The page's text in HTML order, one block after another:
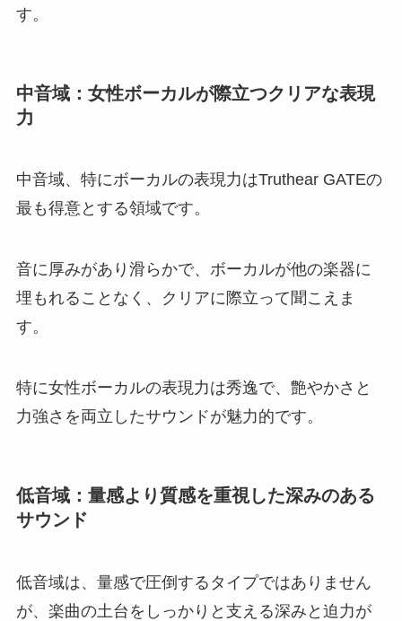
す。
中音域：女性ボーカルが際立つクリアな表現
力
中音域、特にボーカルの表現力はTruthear GATEの
最も得意とする領域です。
音に厚みがあり滑らかで、ボーカルが他の楽器に
埋もれることなく、クリアに際立って聞こえま
す。
特に女性ボーカルの表現力は秀逸で、艶やかさと
力強さを両立したサウンドが魅力的です。
低音域：量感より質感を重視した深みのある
サウンド
低音域は、量感で圧倒するタイプではありません
が、楽曲の土台をしっかりと支える深みと迫力が